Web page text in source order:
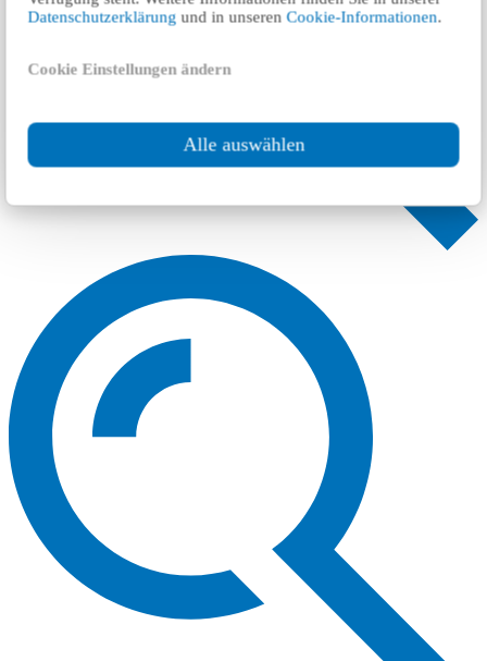
Datenschutzerklärung und in unserenCookie-Informationen.
Cookie Einstellungen ändern
Alle auswählen